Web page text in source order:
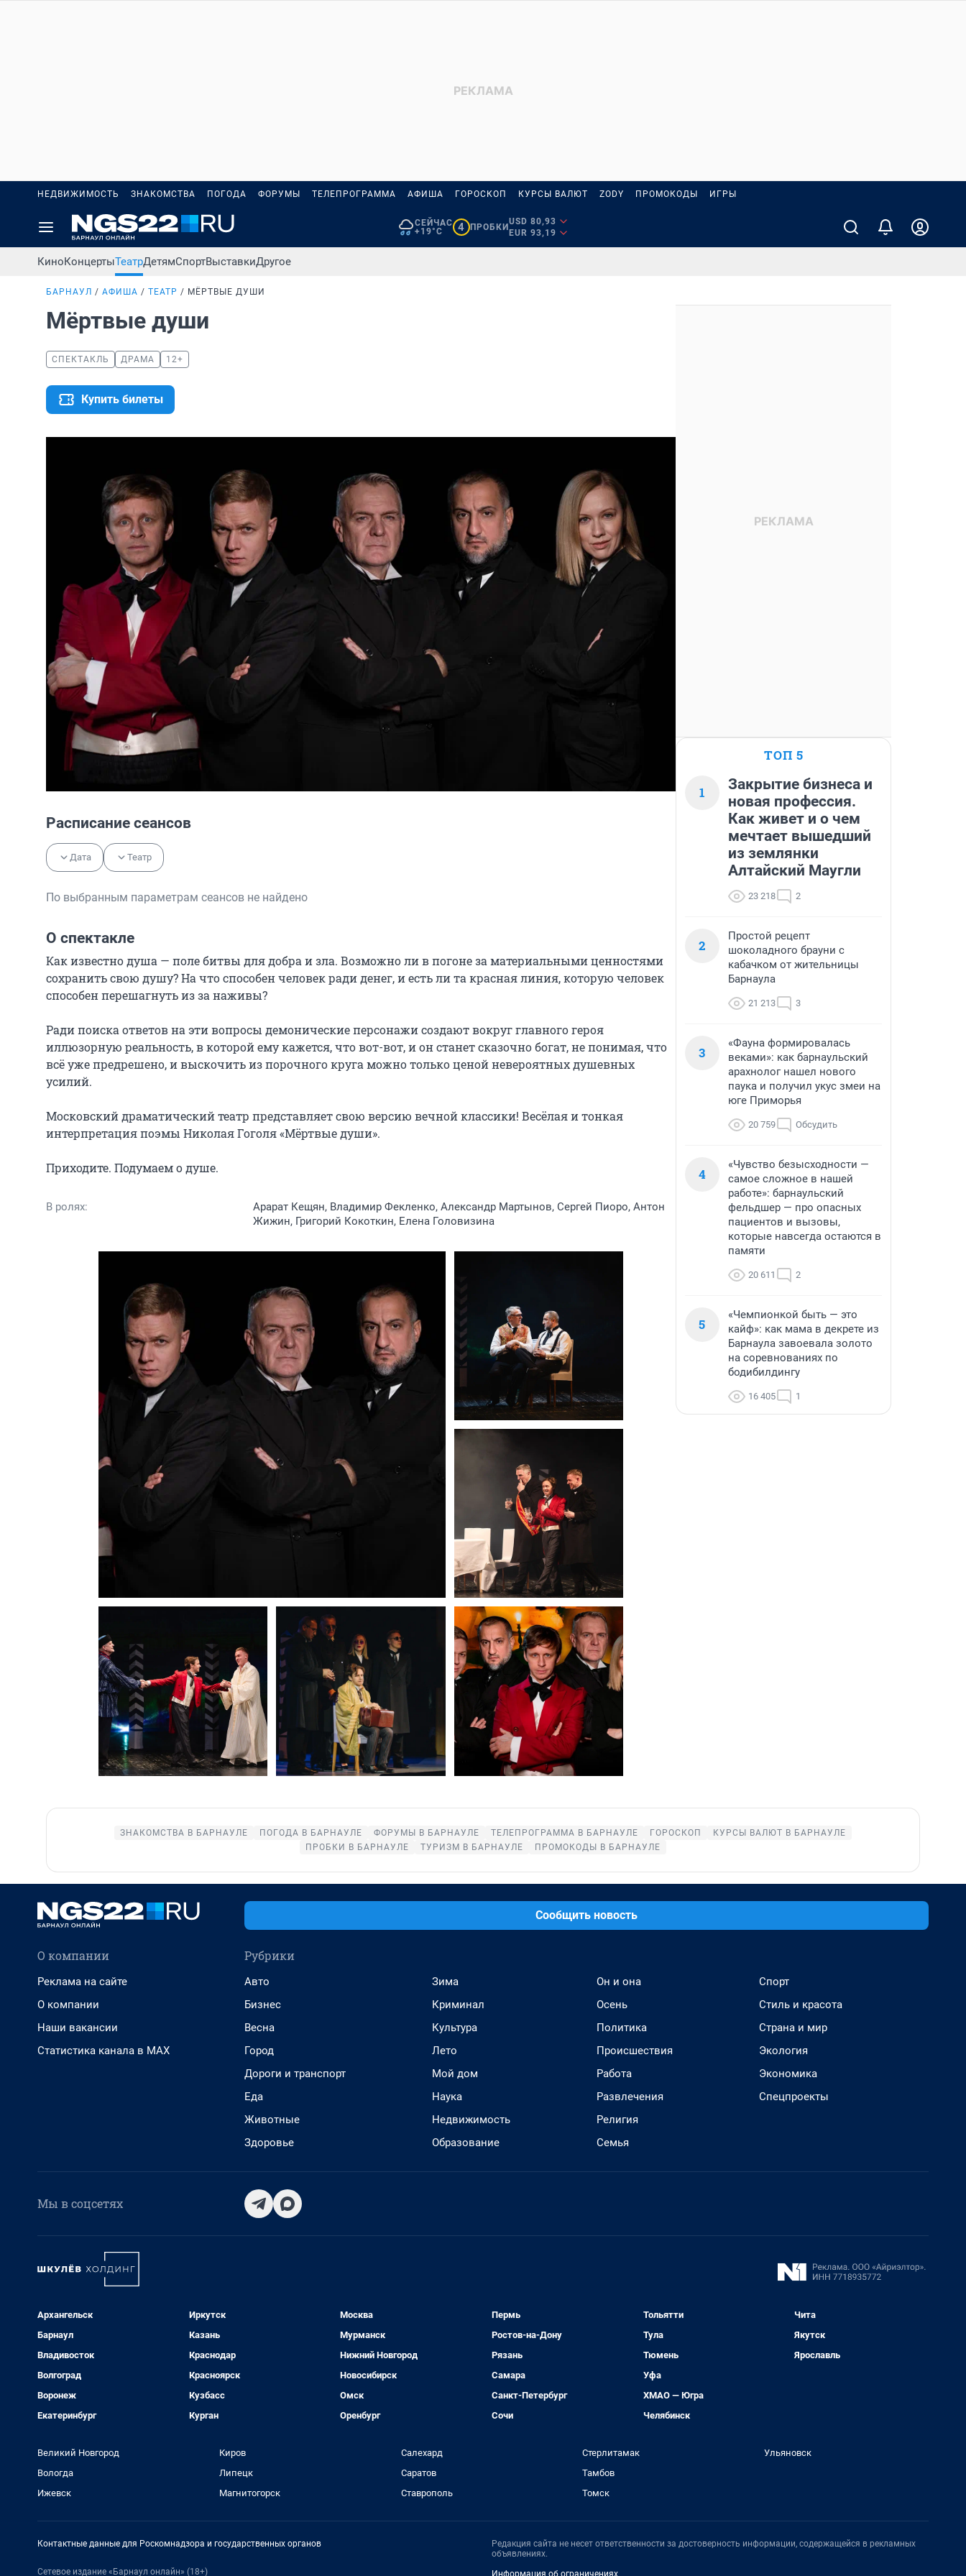
НЕДВИЖИМОСТЬ ЗНАКОМСТВА ПОГОДА ФОРУМЫ ТЕЛЕПРОГРАММА АФИША ГОРОСКОП КУРСЫ ВАЛЮТ ZODY ПРОМОКОДЫ ИГРЫ
СЕЙЧАС
+19°C
4 ПРОБКИ
USD 80,93
EUR 93,19
КиноКонцертыТеатрДетямСпортВыставкиДругое
БАРНАУЛ АФИША ТЕАТР МЁРТВЫЕ ДУШИ
Мёртвые души
СПЕКТАКЛЬ ДРАМА 12+
Купить билеты
Расписание сеансов
Дата Театр
По выбранным параметрам сеансов не найдено
О спектакле
Как известно душа — поле битвы для добра и зла. Возможно ли в погоне за материальными ценностями
сохранить свою душу? На что способен человек ради денег, и есть ли та красная линия, которую человек
способен перешагнуть из за наживы?
Ради поиска ответов на эти вопросы демонические персонажи создают вокруг главного героя
иллюзорную реальность, в которой ему кажется, что вот-вот, и он станет сказочно богат, не понимая, что
всё уже предрешено, и выскочить из порочного круга можно только ценой невероятных душевных
усилий.
Московский драматический театр представляет свою версию вечной классики! Весёлая и тонкая
интерпретация поэмы Николая Гоголя «Мёртвые души».
Приходите. Подумаем о душе.
В ролях:
Арарат Кещян, Владимир Фекленко, Александр Мартынов, Сергей Пиоро, Антон
Жижин, Григорий Кокоткин, Елена Головизина
ТОП 5
1
Закрытие бизнеса и
новая профессия.
Как живет и о чем
мечтает вышедший
из землянки
Алтайский Маугли
23 218 2
2
Простой рецепт
шоколадного брауни с
кабачком от жительницы
Барнаула
21 213 3
3
«Фауна формировалась
веками»: как барнаульский
арахнолог нашел нового
паука и получил укус змеи на
юге Приморья
20 759 Обсудить
4
«Чувство безысходности —
самое сложное в нашей
работе»: барнаульский
фельдшер — про опасных
пациентов и вызовы,
которые навсегда остаются в
памяти
20 611 2
5
«Чемпионкой быть — это
кайф»: как мама в декрете из
Барнаула завоевала золото
на соревнованиях по
бодибилдингу
16 405 1
ЗНАКОМСТВА В БАРНАУЛЕ ПОГОДА В БАРНАУЛЕ ФОРУМЫ В БАРНАУЛЕ ТЕЛЕПРОГРАММА В БАРНАУЛЕ ГОРОСКОП
КУРСЫ ВАЛЮТ В БАРНАУЛЕ
ПРОБКИ В БАРНАУЛЕ
ТУРИЗМ В БАРНАУЛЕ ПРОМОКОДЫ В БАРНАУЛЕ
Сообщить новость
О компании
Реклама на сайте
О компании
Наши вакансии
Статистика канала в MAX
Рубрики
Авто
Бизнес
Весна
Город
Дороги и транспорт
Еда
Животные
Здоровье
Зима
Криминал
Культура
Лето
Мой дом
Наука
Недвижимость
Образование
Он и она
Осень
Политика
Происшествия
Работа
Развлечения
Религия
Семья
Спорт
Стиль и красота
Страна и мир
Экология
Экономика
Спецпроекты
Мы в соцсетях
Архангельск
Барнаул
Владивосток
Волгоград
Воронеж
Екатеринбург
Иркутск
Казань
Краснодар
Красноярск
Кузбасс
Курган
Москва
Мурманск
Нижний Новгород
Новосибирск
Омск
Оренбург
Пермь
Ростов-на-Дону
Рязань
Самара
Санкт-Петербург
Сочи
Тольятти
Тула
Тюмень
Уфа
ХМАО — Югра
Челябинск
Чита
Якутск
Ярославль
Великий Новгород
Вологда
Ижевск
Киров
Липецк
Магнитогорск
Салехард
Саратов
Ставрополь
Стерлитамак
Тамбов
Томск
Ульяновск
Контактные данные для Роскомнадзора и государственных органов
Сетевое издание «Барнаул онлайн» (18+)
Редакция сайта не несет ответственности за достоверность информации, содержащейся в рекламных
объявлениях.
Информация об ограничениях